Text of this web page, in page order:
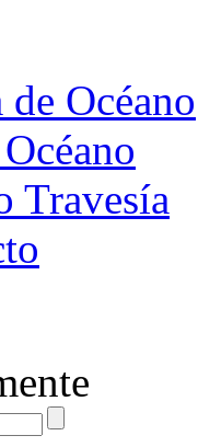
Océano
Travesía